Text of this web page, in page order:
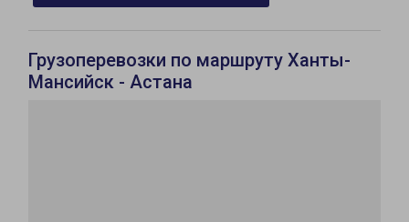
Грузоперевозки по маршруту Ханты-
Мансийск - Астана